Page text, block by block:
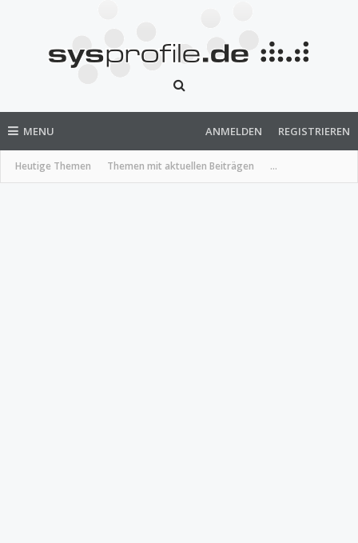
MENU
Heutige Themen Themen mit aktuellen Beiträgen ...
ANMELDEN REGISTRIEREN